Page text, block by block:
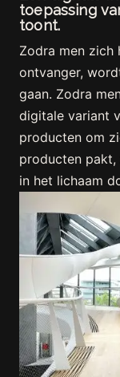
toepassing
toont.
Zodra men zich
ontvanger,
gaan. Zodra
digitale variant
producten om
producten
in het lichaam